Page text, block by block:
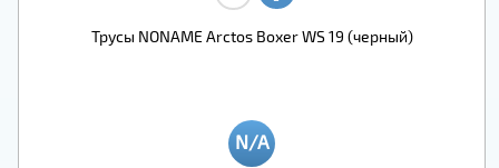
Трусы NONAME Arctos Boxer WS 19 (черный)